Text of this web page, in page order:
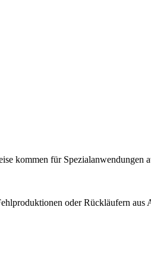
kommen für Spezialanwendungen
oder Rückläufern aus